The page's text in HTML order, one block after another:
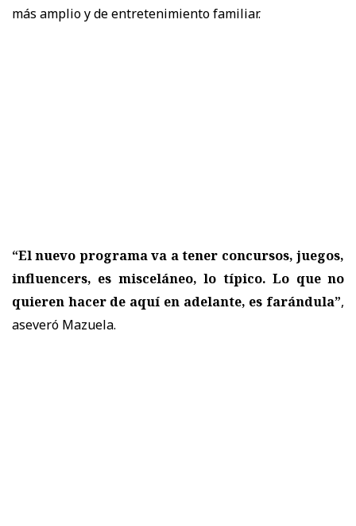
más amplio y de entretenimiento familiar.
“El nuevo programa va a tener concursos, juegos,
influencers, es misceláneo, lo típico. Lo que no
quieren hacer de aquí en adelante, es farándula”,
aseveró Mazuela.